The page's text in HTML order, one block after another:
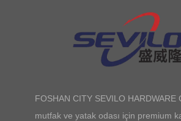
FOSHAN CITY SEVILO HARDWARE
mutfak ve yatak odası için premium